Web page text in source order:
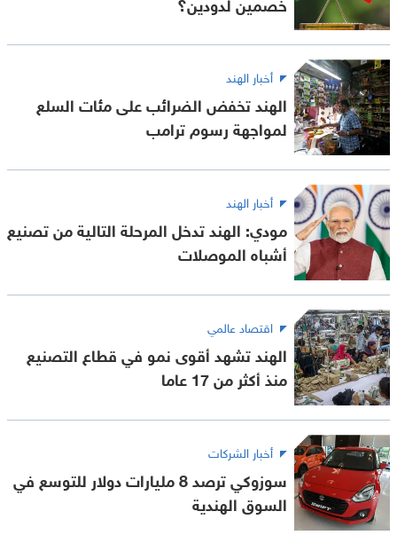
أخبار الهند
الهند تخفض الضرائب على مئات السلع
لمواجهة رسوم ترامب
أخبار الهند
مودي: الهند تدخل المرحلة التالية من تصنيع
أشباه الموصلات
اقتصاد عالمي
الهند تشهد أقوى نمو في قطاع التصنيع
منذ أكثر من 17 عاما
أخبار الشركات
سوزوكي ترصد 8 مليارات دولار للتوسع في
السوق الهندية